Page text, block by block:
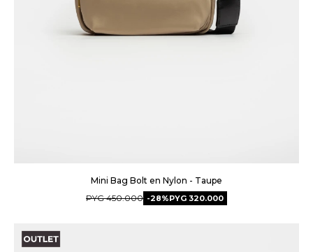
Mini Bag Bolt en Nylon - Taupe
PYG 450.000 28 PYG 320.000